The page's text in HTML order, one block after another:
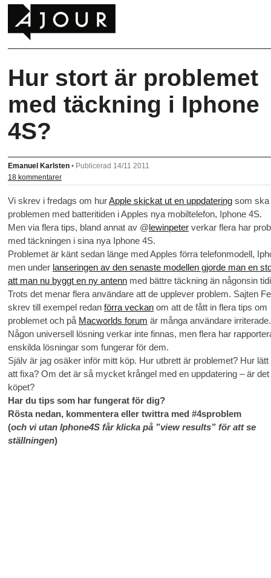
Hur stort är problemet
med täckning i Iphone
4S?
Emanuel Karlsten • Publicerad 14/11 2011
18 kommentarer
Vi skrev i fredags om hurApple skickat ut en uppdatering som ska
problemen med batteritiden i Apples nya mobiltelefon, Iphone 4S.
Men via flera tips, bland annat av @lewinpeter verkar flera har
med täckningen i sina nya Iphone 4S.
Problemet är känt sedan länge med Apples förra telefonmodell,
men under lanseringen av den senaste modellen gjorde man en
att man nu byggt en ny antenn med bättre täckning än någonsin
Trots det menar flera användare att de upplever problem. Sajten
skrev till exempel redan förra veckan om att de fått in flera tips om
problemet och på Macworlds forum är många användare irriterade.
Någon universell lösning verkar inte finnas, men flera har
enskilda lösningar som fungerar för dem.
Själv är jag osäker inför mitt köp. Hur utbrett är problemet? Hur lätt
att fixa? Om det är så mycket krångel med en uppdatering – är
köpet?
Har du tips som har fungerat för dig?
Rösta nedan, kommentera eller twittra med #4sproblem
(och vi utan Iphone4S får klicka på ”view results” för att se
ställningen)